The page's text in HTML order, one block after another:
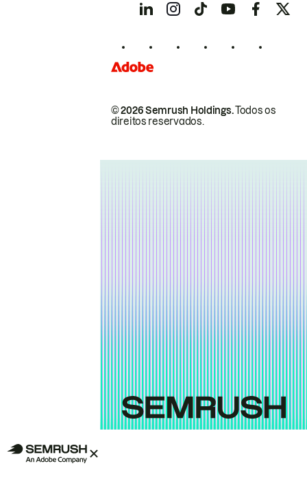
© 2026 Semrush Holdings.Todos os
direitos reservados.